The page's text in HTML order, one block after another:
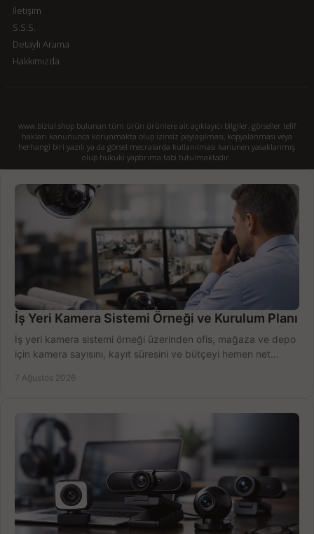
İletişim
S.S.S.
Detaylı Arama
Hakkımızda
www.bizial.shop bulunan tüm ürün ürünlere ait açıklayıcı bilgiler, görseller telif
hakları kanununca korunmakta olup izinsiz paylaşılması, kopyalanması veya
herhangi biri yazılı ya da görsel mecralarda kullanılması kanunen yasaklanmış
olup hukuki yaptırıma tabi tutulmaktadır.
İş Yeri Kamera Sistemi Örneği ve Kurulum Planı
İş yeri kamera sistemi örneği üzerinden ofis, mağaza ve depo
için kamera sayısını, kayıt süresini ve bütçeyi hemen net
7 Ağustos 2026